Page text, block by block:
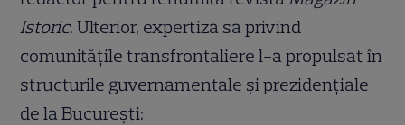
Istoric. Ulterior, expertiza sa privind
comunitățile transfrontaliere l-a propulsat în
structurile guvernamentale și prezidențiale
de la București: